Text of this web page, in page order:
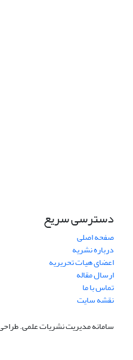
دسترسی سریع
صفحه اصلی
درباره نشریه
اعضای هیات تحریریه
ارسال مقاله
تماس با ما
نقشه سایت
سامانه مدیریت نشریات علمی.